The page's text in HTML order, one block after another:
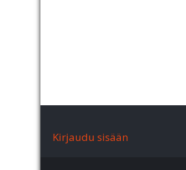
Kirjaudu sisään